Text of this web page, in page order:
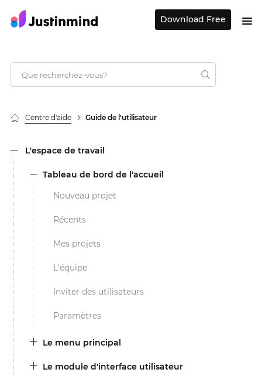
Download Free
Centre d'aide Guide de l'utilisateur
L'espace de travail
Tableau de bord de l'accueil
Nouveau projet
Récents
Mes projets
L'équipe
Inviter des utilisateurs
Paramètres
Le menu principal
Le module d'interface utilisateur